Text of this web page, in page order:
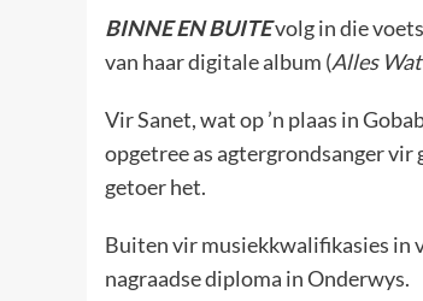
BINNE EN BUITEvolg in die
van haar digitale album (Alles
Vir Sanet, wat op ’n plaas in
opgetree as agtergrondsanger vir
getoer het.
Buiten vir musiekkwalifikasies in
nagraadse diploma in Onderwys.